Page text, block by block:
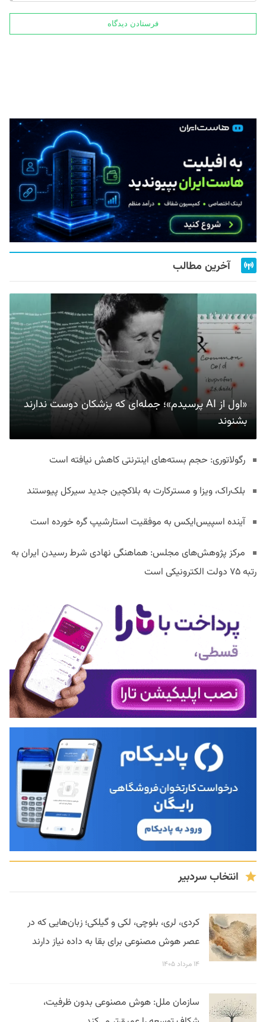
آخرین مطالب
«اول از AI پرسیدم»؛ جمله‌ای که پزشکان دوست ندارند
بشنوند
رگولاتوری: حجم بسته‌های اینترنتی کاهش نیافته است
بلک‌راک، ویزا و مسترکارت به بلاکچین جدید سیرکل پیوستند
آینده اسپیس‌ایکس به موفقیت استارشیپ گره خورده است
مرکز پژوهش‌های مجلس: هماهنگی نهادی شرط رسیدن ایران به
رتبه ۷۵ دولت الکترونیکی است
انتخاب سردبیر
کردی، لری، بلوچی، لکی و گیلکی؛ زبان‌هایی که در
عصر هوش مصنوعی برای بقا به داده نیاز دارند
۱۴ مرداد ۱۴۰۵
سازمان ملل: هوش مصنوعی بدون ظرفیت،